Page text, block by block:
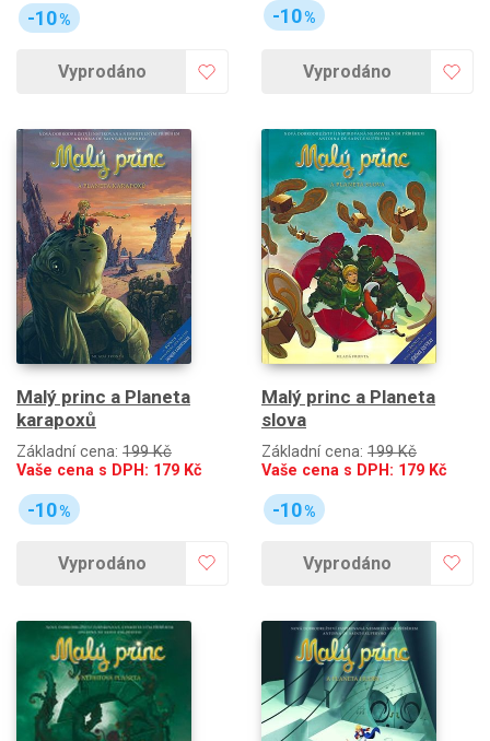
-10%
Vyprodáno
-10%
Vyprodáno
Malý princ a Planeta
karapoxů
Základní cena: 199 Kč
Vaše cena s DPH: 179 Kč
-10%
Vyprodáno
Malý princ a Planeta
slova
Základní cena: 199 Kč
Vaše cena s DPH: 179 Kč
-10%
Vyprodáno